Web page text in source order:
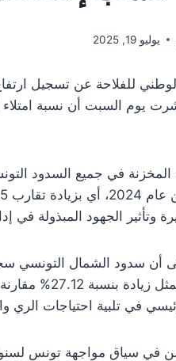
يوليو 19, 2025
وتأثير الجهود المبذولة في
مكعب، وهو
في تلبية احتياجات الري
في سياق مواجهة تونس